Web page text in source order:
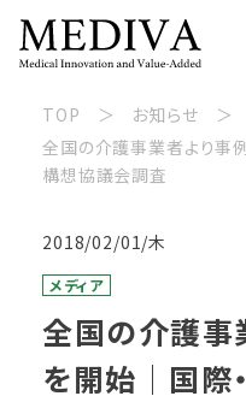
TOP お知らせ
全国の介護事業者より事
構想協議会調査
2018/02/01/木
メディア
全国の介護事
を開始│国際